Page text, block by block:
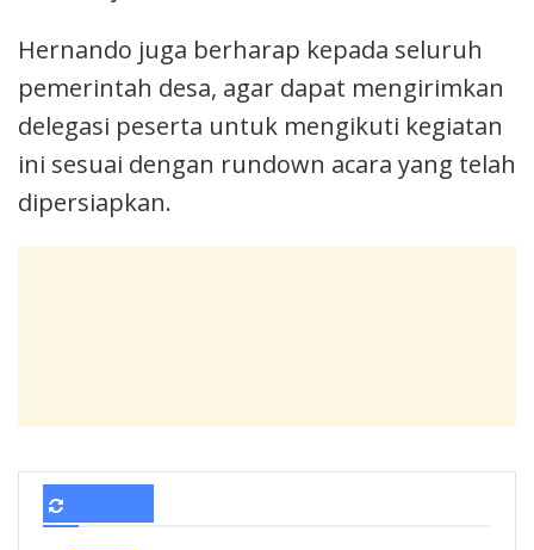
Hernando juga berharap kepada seluruh
pemerintah desa, agar dapat mengirimkan
delegasi peserta untuk mengikuti kegiatan
ini sesuai dengan rundown acara yang telah
dipersiapkan.